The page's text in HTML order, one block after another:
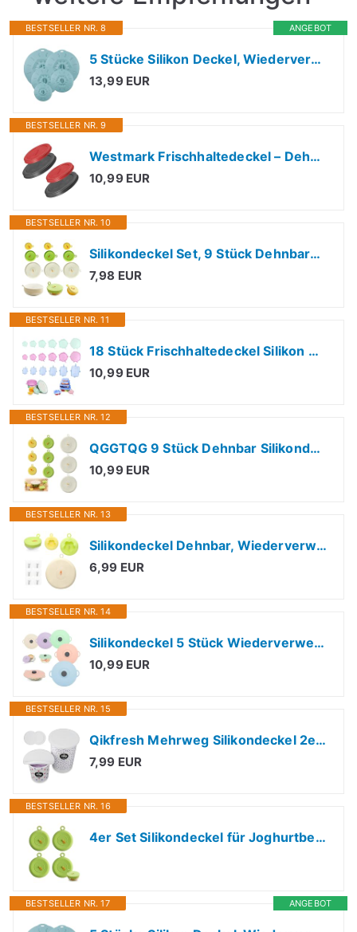
ANGEBOT
BESTSELLER NR. 8
5 Stücke Silikon Deckel, Wiederverwendbar Silikon Staubdicht Hitzebeständig
13,99 EUR
BESTSELLER NR. 9
Westmark Frischhaltedeckel – Dehnbarer, wiederverwendbarer Silikondeckel für Dosen, kleinere Schalen oder Joghurtbecher – ø 10 + 8 cm, Silikon, 4 Stück
10,99 EUR
BESTSELLER NR. 10
Silikondeckel Set, 9 Stück Dehnbare Frischhaltedeckel, Wiederverwendbar
7,98 EUR
BESTSELLER NR. 11
18 Stück Frischhaltedeckel Silikon Deckel Set, Dehnbare Silikondeckel
10,99 EUR
BESTSELLER NR. 12
QGGTQG 9 Stück Dehnbar Silikondeckel 3 Größen Silikon Deckel Universal
10,99 EUR
BESTSELLER NR. 13
Silikondeckel Dehnbar, Wiederverwendbaren Silikon Abdeckungsilikon, Frischhaltedeckel Silikon für Becher, Schüssel, Obst Inklusive 6 Klebehaken
6,99 EUR
BESTSELLER NR. 14
Silikondeckel 5 Stück Wiederverwendbar Silikon-Saugnapf-Deckel Abdeckung 5 Größen Staubdicht Hitzebeständig Frischhaltedeckel mit Saugeffekt Fuer Küche,Farbige 5 Farben
10,99 EUR
BESTSELLER NR. 15
Qikfresh Mehrweg Silikondeckel 2er Set für 150-500g Joghurtbecher (Weiß)
7,99 EUR
BESTSELLER NR. 16
4er Set Silikondeckel für Joghurtbecher Ø 10cm – Silikondeckel für Schüsseln, Wiederverwendbare Frischhaltedeckel dehnbar – Silikon Deckel für Quarkbecher, Dosen & Becher, Grün
ANGEBOT
BESTSELLER NR. 17